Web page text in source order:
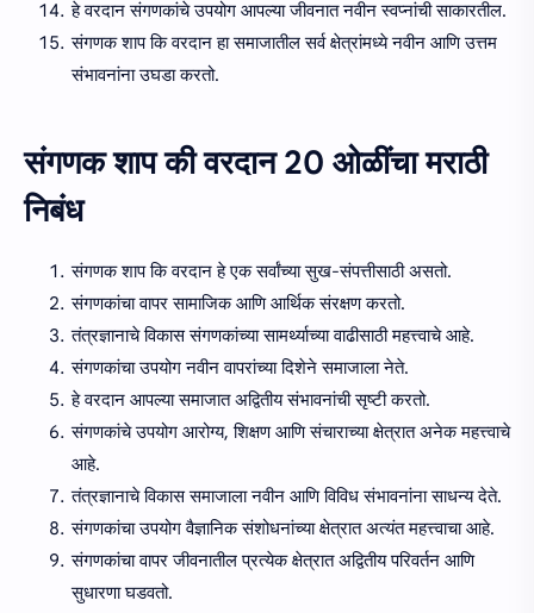
हे वरदान संगणकांचे उपयोग आपल्या जीवनात नवीन स्वप्नांची साकारतील.
संगणक शाप कि वरदान हा समाजातील सर्व क्षेत्रांमध्ये नवीन आणि उत्तम
संभावनांना उघडा करतो.
संगणक शाप की वरदान 20 ओळींचा मराठी
निबंध
संगणक शाप कि वरदान हे एक सर्वांच्या सुख-संपत्तीसाठी असतो.
संगणकांचा वापर सामाजिक आणि आर्थिक संरक्षण करतो.
तंत्रज्ञानाचे विकास संगणकांच्या सामर्थ्याच्या वाढीसाठी महत्त्वाचे आहे.
संगणकांचा उपयोग नवीन वापरांच्या दिशेने समाजाला नेते.
हे वरदान आपल्या समाजात अद्वितीय संभावनांची सृष्टी करतो.
संगणकांचे उपयोग आरोग्य, शिक्षण आणि संचाराच्या क्षेत्रात अनेक महत्त्वाचे
आहे.
तंत्रज्ञानाचे विकास समाजाला नवीन आणि विविध संभावनांना साधन्य देते.
संगणकांचा उपयोग वैज्ञानिक संशोधनांच्या क्षेत्रात अत्यंत महत्त्वाचा आहे.
संगणकांचा वापर जीवनातील प्रत्येक क्षेत्रात अद्वितीय परिवर्तन आणि
सुधारणा घडवतो.